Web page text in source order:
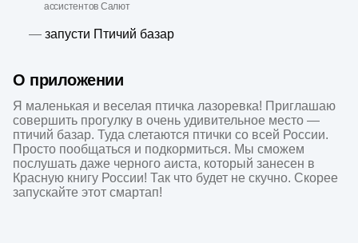
ассистентов Салют
— запусти Птичий базар
О приложении
Я маленькая и веселая птичка лазоревка! Приглашаю
совершить прогулку в очень удивительное место —
птичий базар. Туда слетаются птички со всей России.
Просто пообщаться и подкормиться. Мы сможем
послушать даже черного аиста, который занесен в
Красную книгу России! Так что будет не скучно. Скорее
запускайте этот смартап!